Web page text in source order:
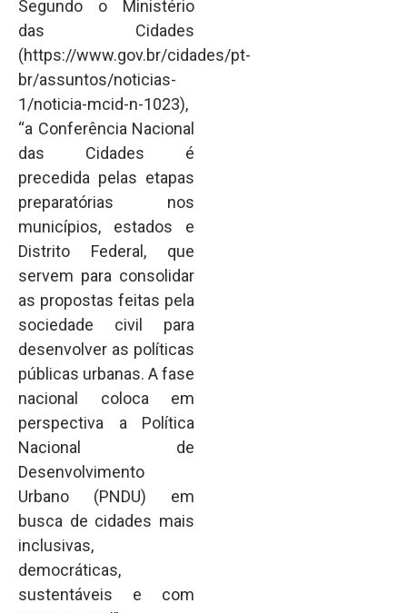
Segundo o Ministério
das Cidades
(https://www.gov.br/cidades/pt-
br/assuntos/noticias-
1/noticia-mcid-n-1023),
“a Conferência Nacional
das Cidades é
precedida pelas etapas
preparatórias nos
municípios, estados e
Distrito Federal, que
servem para consolidar
as propostas feitas pela
sociedade civil para
desenvolver as políticas
públicas urbanas. A fase
nacional coloca em
perspectiva a Política
Nacional de
Desenvolvimento
Urbano (PNDU) em
busca de cidades mais
inclusivas,
democráticas,
sustentáveis e com